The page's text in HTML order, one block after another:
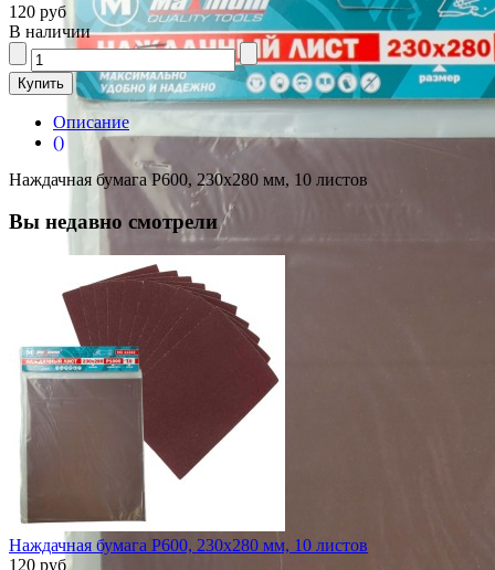
120 руб
В наличии
Описание
()
Наждачная бумага P600, 230x280 мм, 10 листов
Вы недавно смотрели
Наждачная бумага P600, 230x280 мм, 10 листов
120 руб